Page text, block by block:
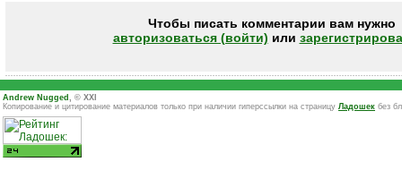
Чтобы писать комментарии вам нужно
авторизоваться (войти) или
Andrew Nugged , © XXI
Копирование и цитирование материалов только при наличии гиперссылки на страницу Ладошек без